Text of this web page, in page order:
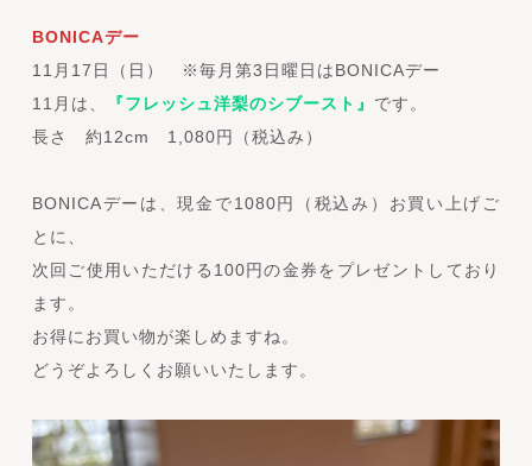
BONICAデー
11月17日（日） ※毎月第3日曜日はBONICAデー
11月は、
『フレッシュ洋梨のシブースト』 です。
長さ 約12cm 1,080円（税込み）
BONICAデーは、現金で1080円（税込み）お買い上げご
とに、
次回ご使用いただける100円の金券をプレゼントしており
ます。
お得にお買い物が楽しめますね。
どうぞよろしくお願いいたします。